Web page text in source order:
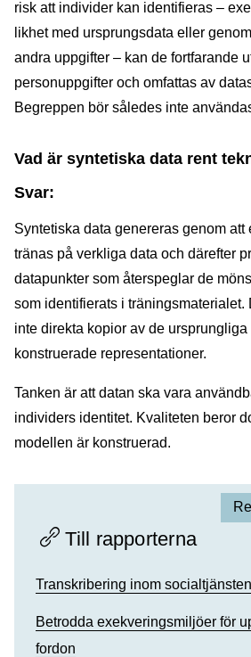
risk att individer kan identifieras –
likhet med ursprungsdata eller
andra uppgifter – kan de fortfarande
personuppgifter och omfattas av
Begreppen bör således inte
Vad är syntetiska data rent
Svar:
Syntetiska data genereras genom att
tränas på verkliga data och därefter
datapunkter som återspeglar de
som identifierats i träningsmaterialet.
inte direkta kopior av de
konstruerade representationer.
Tanken är att datan ska vara
individers identitet. Kvaliteten beror
modellen är konstruerad.
Till rapporterna
Transkribering inom socialtjänsten
Betrodda exekveringsmiljöer för
fordon